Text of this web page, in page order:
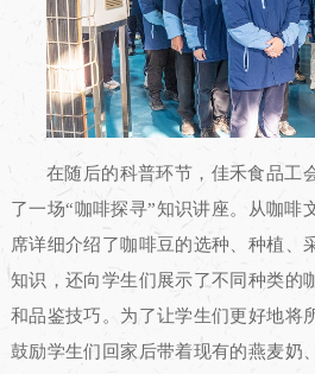
在随后的科普环节，佳禾食品工
了一场“咖啡探寻”知识讲座。从咖啡
席详细介绍了咖啡豆的选种、种植、
知识，还向学生们展示了不同种类的
和品鉴技巧。为了让学生们更好地将
鼓励学生们回家后带着现有的燕麦奶